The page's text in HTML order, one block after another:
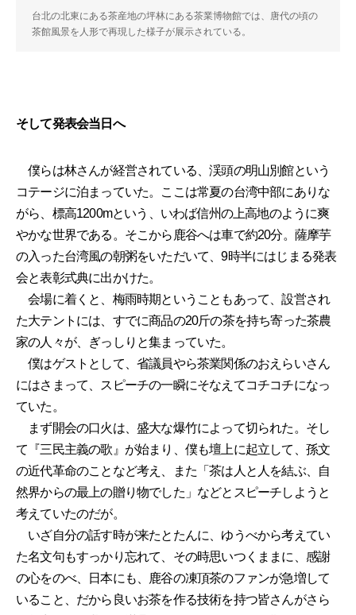
台北の北東にある茶産地の坪林にある茶業博物館では、唐代の頃の
茶館風景を人形で再現した様子が展示されている。
そして発表会当日へ
僕らは林さんが経営されている、渓頭の明山別館という
コテージに泊まっていた。ここは常夏の台湾中部にありな
がら、標高1200mという、いわば信州の上高地のように爽
やかな世界である。そこから鹿谷へは車で約20分。薩摩芋
の入った台湾風の朝粥をいただいて、9時半にはじまる発表
会と表彰式典に出かけた。
会場に着くと、梅雨時期ということもあって、設営され
た大テントには、すでに商品の20斤の茶を持ち寄った茶農
家の人々が、ぎっしりと集まっていた。
僕はゲストとして、省議員やら茶業関係のおえらいさん
にはさまって、スピーチの一瞬にそなえてコチコチになっ
ていた。
まず開会の口火は、盛大な爆竹によって切られた。そし
て『三民主義の歌』が始まり、僕も壇上に起立して、孫文
の近代革命のことなど考え、また「茶は人と人を結ぶ、自
然界からの最上の贈り物でした」などとスピーチしようと
考えていたのだが。
いざ自分の話す時が来たとたんに、ゆうべから考えてい
た名文句もすっかり忘れて、その時思いつくままに、感謝
の心をのべ、日本にも、鹿谷の凍頂茶のファンが急増して
いること、だから良いお茶を作る技術を持つ皆さんがさら